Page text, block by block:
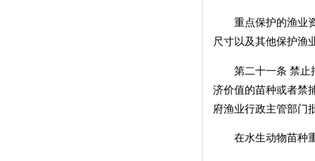
重点保护的渔业资
尺寸以及其他保护渔
第二十一条 禁止捕
济价值的苗种或者禁
府渔业行政主管部门
在水生动物苗种重